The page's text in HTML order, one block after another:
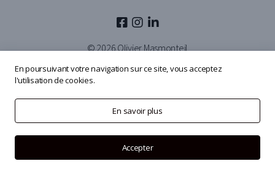
© 2026Olivier Masmonteil
En poursuivant votre navigation sur ce site, vous acceptez
l'utilisation de cookies.
En savoir plus
Accepter